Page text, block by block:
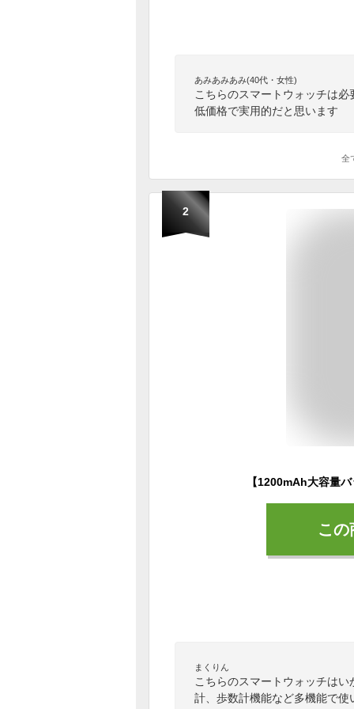
あみあみあみ(40代・女性)
こちらのスマートウォッチは
低価格で実用的だと思います
全
2
こ
まくりん
こちらのスマートウォッチは
計、歩数計機能など多機能で